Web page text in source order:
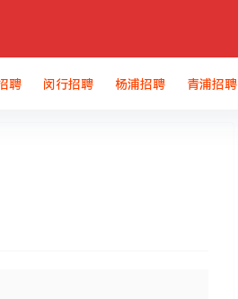
聘 闵行招聘 杨浦招聘 青浦招聘